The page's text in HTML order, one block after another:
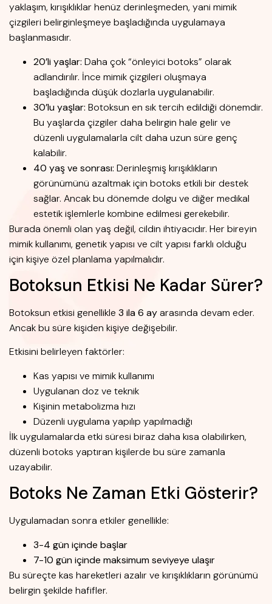
yaklaşım, kırışıklıklar henüz derinleşmeden, yani mimik
çizgileri belirginleşmeye başladığında uygulamaya
başlanmasıdır.
20’li yaşlar: Daha çok “önleyici botoks” olarak
adlandırılır. İnce mimik çizgileri oluşmaya
başladığında düşük dozlarla uygulanabilir.
30’lu yaşlar: Botoksun en sık tercih edildiği dönemdir.
Bu yaşlarda çizgiler daha belirgin hale gelir ve
düzenli uygulamalarla cilt daha uzun süre genç
kalabilir.
40 yaş ve sonrası: Derinleşmiş kırışıklıkların
görünümünü azaltmak için botoks etkili bir destek
sağlar. Ancak bu dönemde dolgu ve diğer medikal
estetik işlemlerle kombine edilmesi gerekebilir.
Burada önemli olan yaş değil, cildin ihtiyacıdır. Her bireyin
mimik kullanımı, genetik yapısı ve cilt yapısı farklı olduğu
için kişiye özel planlama yapılmalıdır.
Botoksun Etkisi Ne Kadar Sürer?
Botoksun etkisi genellikle 3 ila 6 ayarasında devam eder.
Ancak bu süre kişiden kişiye değişebilir.
Etkisini belirleyen faktörler:
Kas yapısı ve mimik kullanımı
Uygulanan doz ve teknik
Kişinin metabolizma hızı
Düzenli uygulama yapılıp yapılmadığı
İlk uygulamalarda etki süresi biraz daha kısa olabilirken,
düzenli botoks yaptıran kişilerde bu süre zamanla
uzayabilir.
Botoks Ne Zaman Etki Gösterir?
Uygulamadan sonra etkiler genellikle:
3-4 gün içinde başlar
7-10 gün içinde maksimum seviyeye ulaşır
Bu süreçte kas hareketleri azalır ve kırışıklıkların görünümü
belirgin şekilde hafifler.